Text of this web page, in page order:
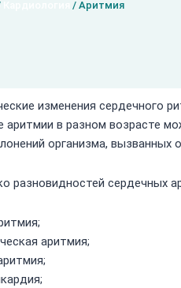
/ Аритмия
изменения сердечного
аритмии в разном возрасте
организма, вызванных
разновидностей сердечных
аритмия;